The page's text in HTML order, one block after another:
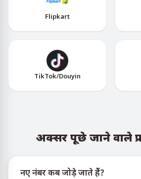
Flipkart
TikTok/Douyin
अक्सर पूछे जाने वाले
नए नंबर कब जोड़े जाते हैं?